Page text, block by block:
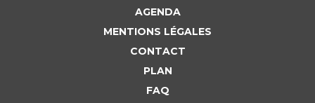
AGENDA
MENTIONS LÉGALES
CONTACT
PLAN
FAQ